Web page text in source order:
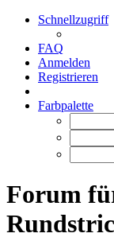
Schnellzugriff
FAQ
Anmelden
Registrieren
Farbpalette
Forum